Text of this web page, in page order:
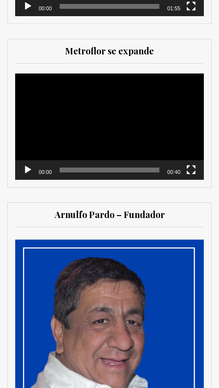
00:00 01:55
Metroflor se expande
00:00 00:40
Arnulfo Pardo – Fundador